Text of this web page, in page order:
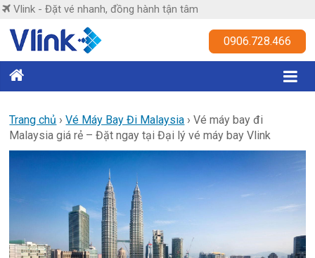
Skip
content
Vlink - Đặt vé nhanh, đồng hành tận tâm
Vlink
nhanh,
đồng
hành
0906.728.466
Trang chủ ›Vé Máy Bay Đi Malaysia ›Vé máy bay đi
Malaysia giá rẻ – Đặt ngay tại Đại lý vé máy bay Vlink